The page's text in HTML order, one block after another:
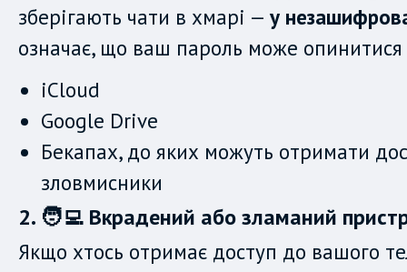
зберігають чати в хмарі — у
означає, що ваш пароль може опинитися
iCloud
Google Drive
Бекапах, до яких можуть отримати
зловмисники
2. 🧑‍💻 Вкрадений або зламаний
Якщо хтось отримає доступ до вашого